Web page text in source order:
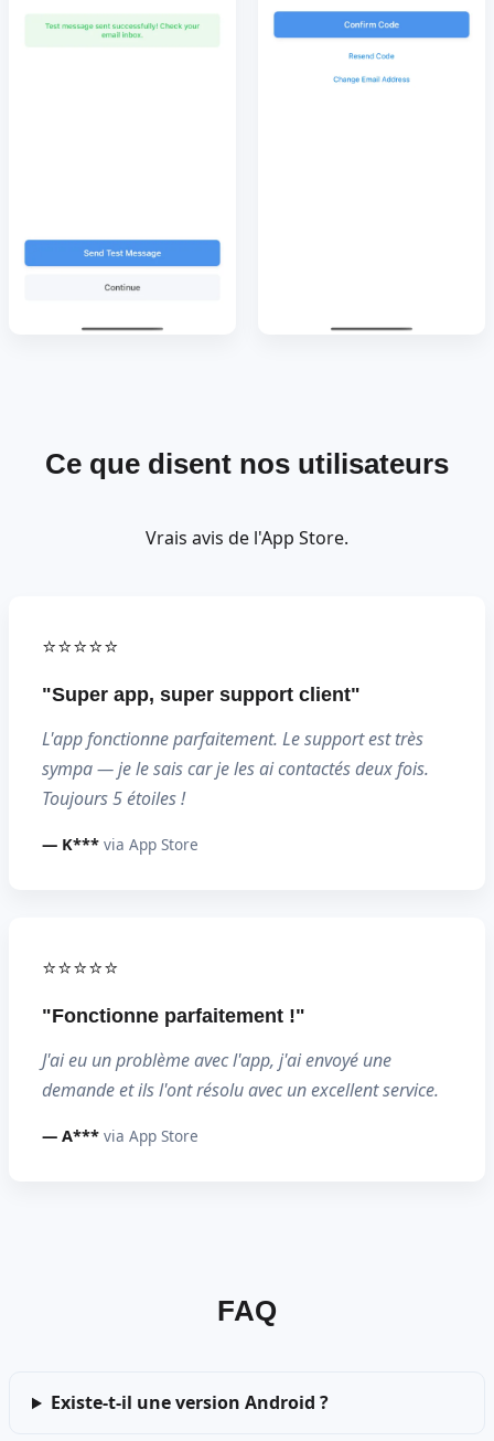
Ce que disent nos utilisateurs
Vrais avis de l'App Store.
⭐⭐⭐⭐⭐
"Super app, super support client"
L'app fonctionne parfaitement. Le support est très
sympa — je le sais car je les ai contactés deux fois.
Toujours 5 étoiles !
— K*** via App Store
⭐⭐⭐⭐⭐
"Fonctionne parfaitement !"
J'ai eu un problème avec l'app, j'ai envoyé une
demande et ils l'ont résolu avec un excellent service.
— A*** via App Store
FAQ
Existe-t-il une version Android ?